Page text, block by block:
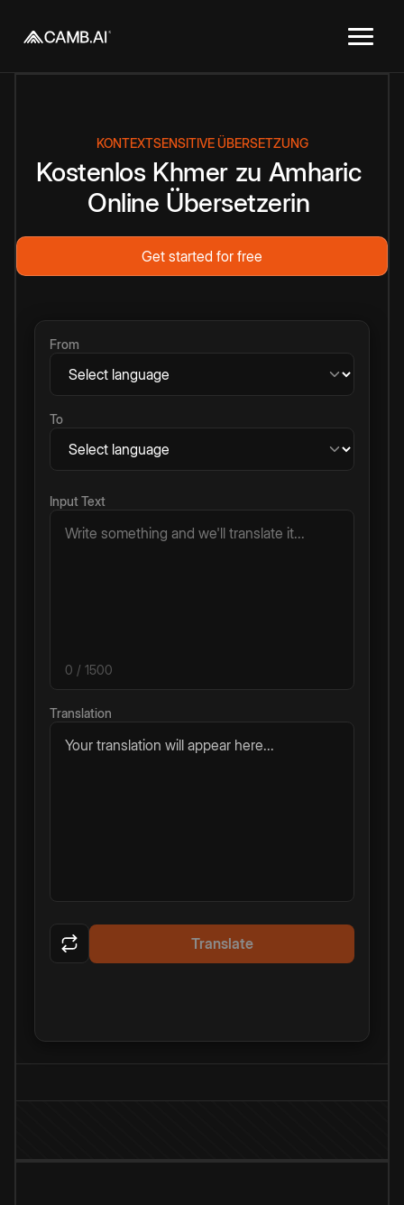
KONTEXTSENSITIVE ÜBERSETZUNG
Kostenlos Khmer zu Amharic
Online Übersetzerin
Get started for free
From
To
Input Text
0 / 1500
Translation
Your translation will appear here...
Translate